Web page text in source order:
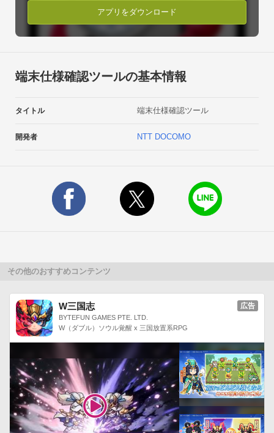
・端末仕様、アプリ情報、比較結果のcsvファイル形式での出
・出力済csvファイルのメール添付
・タブレット用の2ペイン対応■ご注意事項
・本アプリを利用いただくにはアプリ起動時に表示される利用
・本アプリは特定の個人情報は収集対象としません。
Galaxy Note 3 SC-01F
ARROWS NX F-06E
GALAXY Nexus SC-04D
アプリをダウンロード
端末仕様確認ツールの基本情報
タイトル 端末仕様確認ツール
開発者 NTT DOCOMO
その他のおすすめコンテンツ
W三国志
BYTEFUN GAMES PTE. LTD.
W（ダブル）ソウル覚醒 x 三国放置系RPG
広告